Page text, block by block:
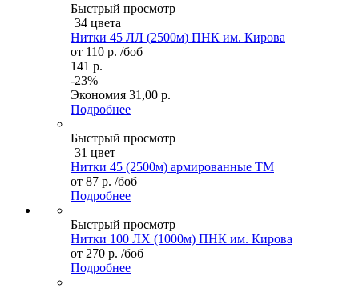
Быстрый просмотр
34 цвета
Нитки 45 ЛЛ (2500м) ПНК им. Кирова
от 110 р. /боб
141 р.
-23%
Экономия 31,00 р.
Подробнее
Быстрый просмотр
31 цвет
Нитки 45 (2500м) армированные ТМ
от 87 р. /боб
Подробнее
Быстрый просмотр
Нитки 100 ЛХ (1000м) ПНК им. Кирова
от 270 р. /боб
Подробнее